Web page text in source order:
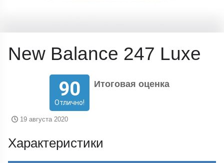
New Balance 247 Luxe
90
Отлично!
Итоговая оценка
19 августа 2020
Характеристики